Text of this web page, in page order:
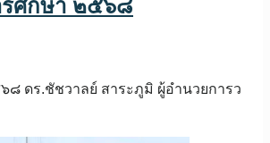
รศึกษา ๒๕๖๘
ดร.ชัชวาลย์ สาระภูมิ ผู้อำนวยการว